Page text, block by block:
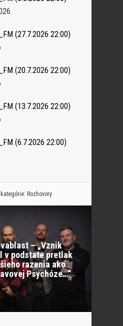
(27.7.2026 22:00)
(20.7.2026 22:00)
(13.7.2026 22:00)
(6.7.2026 22:00)
Rozhovory
– „Vznik
v podstate pretlak
razenia ako
Psychóze…“